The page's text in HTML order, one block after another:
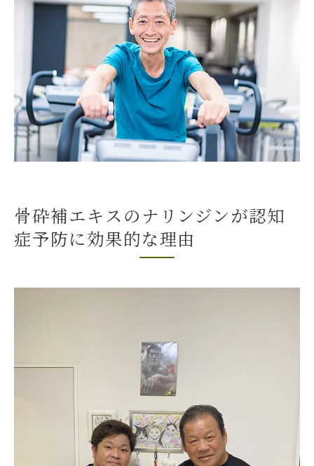
ナリンジン含有サプリの服用例とその結果
ナリンジンと他のサプリ成分との相乗効果
骨砕補エキスを使った認知症予防の実践方法
毎日の生活に骨砕補エキスを取り入れる方
法
骨砕補エキスと運動・食事療法の組み合わ
せ
タイミング
骨砕補エキスの効果を高める生活習慣
骨砕補エキスを用いた認知症予防の体験談
骨砕補エキスとナリンジンが脳を守るメカニズ
脳細胞保護におけるナリンジンの役割
ナリンジンが脳内で果たす重要な機能
認知機能低下を防ぐメカニズムとその証拠
ナリンジンの抗酸化作用と脳機能保護
ナリンジンと他の神経保護成分の比較
骨砕補エキスのナリンジンが認知
症予防に効果的な理由